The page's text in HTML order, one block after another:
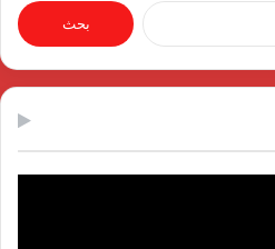
البحث
عن: